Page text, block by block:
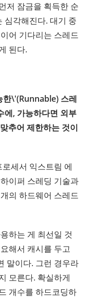
저 잠금을 획득한 순
심각해진다. 대기 중
어 기다리는 스레드
된다.
한\'(Runnable) 스레
에, 가능하다면 외부
추어 제한하는 것이
세서 익스트림 에
이퍼 스레딩 기술과
의 하드웨어 스레드
하는 게 최선일 것
해서 캐시를 두고
말이다. 그런 경우라
모른다. 확실하게
개수를 하드코딩하